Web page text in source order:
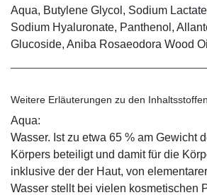
Aqua, Butylene Glycol, Sodium
Sodium Hyaluronate, Panthenol,
Glucoside, Aniba Rosaeodora Wood Oil
Weitere Erläuterungen zu den
Aqua:
Wasser. Ist zu etwa 65 % am Gewicht
Körpers beteiligt und damit für die
inklusive der der Haut, von
Wasser stellt bei vielen kosmetischen